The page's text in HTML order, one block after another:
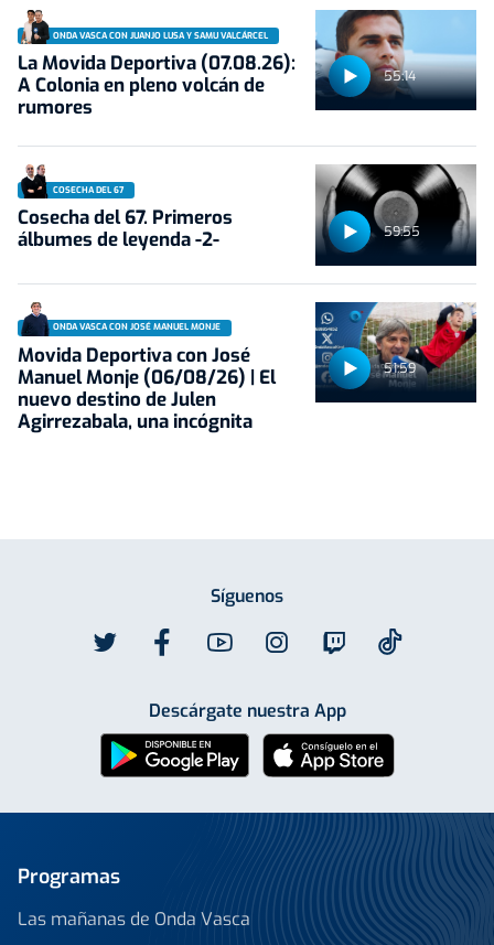
55:14
ONDA VASCA CON JUANJO LUSA Y SAMU VALCÁRCEL
La Movida Deportiva (07.08.26):
A Colonia en pleno volcán de
rumores
59:55
COSECHA DEL 67
Cosecha del 67. Primeros
álbumes de leyenda -2-
51:59
ONDA VASCA CON JOSÉ MANUEL MONJE
Movida Deportiva con José
Manuel Monje (06/08/26) | El
nuevo destino de Julen
Agirrezabala, una incógnita
Síguenos
Descárgate nuestra App
Programas
Las mañanas de Onda Vasca